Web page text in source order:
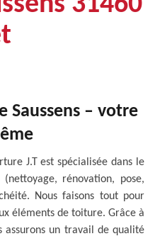
Saussens – votre
J.T est spécialisée dans le
rénovation, pose,
Nous faisons tout pour
éléments de toiture. Grâce à
assurons un travail de qualité